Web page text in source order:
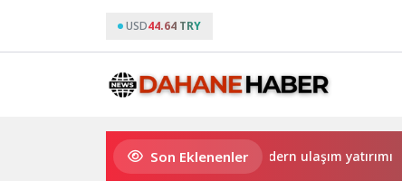
USD44.64 TRY
Son Eklenenler
Büyükşehir’den Darıca’ya modern ulaşım yatırımı